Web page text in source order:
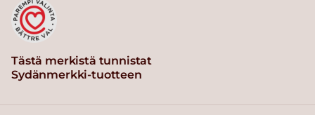
Tästä merkistä tunnistat
Sydänmerkki-tuotteen